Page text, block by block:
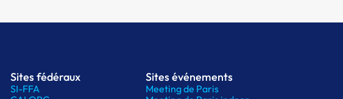
Sites fédéraux
SI-FFA
Sites événements
Meeting de Paris